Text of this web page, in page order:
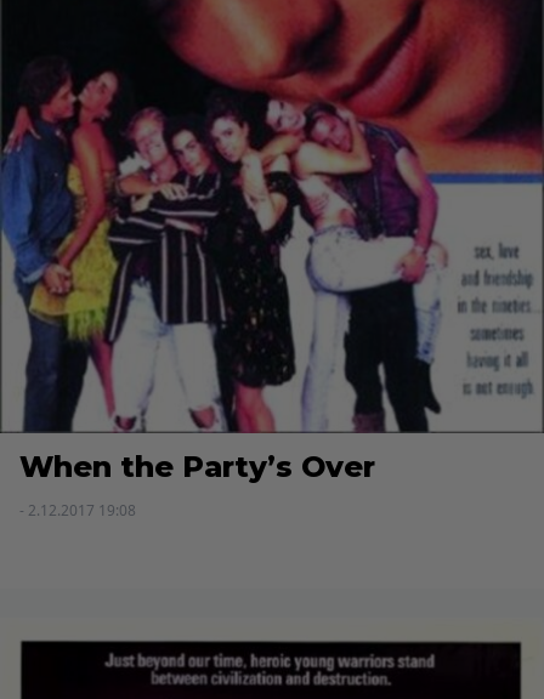
When the Party’s Over
- 2.12.2017 19:08